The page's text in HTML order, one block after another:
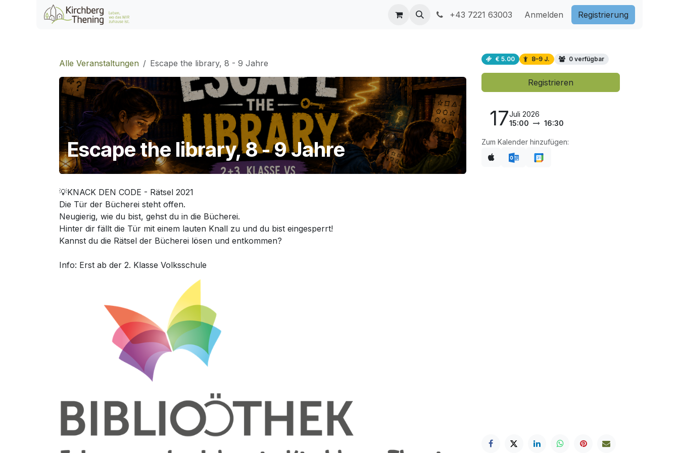
Zum Inhalt springen
+43 7221 63003 Anmelden Registri​​erung
Alle Veranstaltungen Escape the library, 8 - 9 Jahre
Escape the library, 8 - 9 Jahre
💡KNACK DEN CODE - Rätsel 2021
Die Tür der Bücherei steht offen.
Neugierig, wie du bist, gehst du in die Bücherei.
Hinter dir fällt die Tür mit einem lauten Knall zu und du bist eingesperrt!
Kannst du die Rätsel der Bücherei lösen und entkommen?
Info: Erst ab der 2. Klasse Volksschule
€ 5.00 8–9 J. 0 verfügbar
Registrieren
17Juli 2026
15:00
16:30
Zum Kalender hinzufügen: